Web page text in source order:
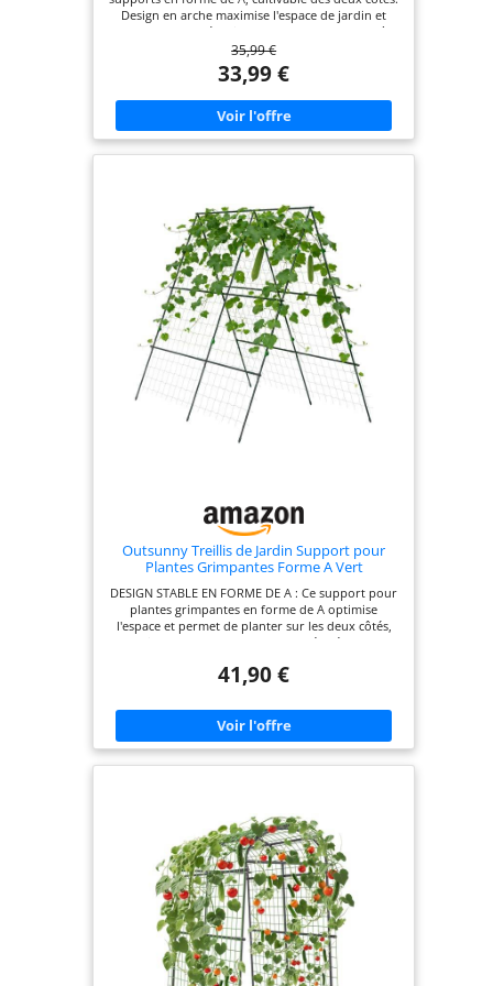
Plantes grimpantes
Design en arche maximise l'espace de jardin et
s'adapte aux scénarios de culture en planche à
hauteur. Matériaux durables et antirouille: Noyau
en acier inoxydable + revêtement externe en
plastique, isole l'air pour empêcher l'oxydation,
étanche et antirouille, évite que les plantes ne
soient brûlées par le métal, longue durée de vie.
Montage et réglage pratiques: Connecteur croisé
amélioré, montage et démontage faciles, hauteur
principal, 20 pinces de jardin, 100 sangles, 1
rouleau de fil torsadé, 1 filet de support et un
manuel d'utilisation, répond aux besoins de
fixation des plantes. Large éventail d'applications:
Offre un support à concombres, pois, tomates,
courges, raisins, fleurs et autres plantes
grimpantes, adapté aux jardins extérieurs et aux
potagers.
35,99 €
33,99 €
Outsunny Treillis de Jardin Support pour
Plantes Grimpantes Forme A Vert
DESIGN STABLE EN FORME DE A : Ce support pour
plantes grimpantes en forme de A optimise
l'espace et permet de planter sur les deux côtés,
parfait pour les plates-bandes surélevées ou les
inclinée garantit une exposition maximale au soleil
vigoureuse des plantes. SUPPORT
PERSONNALISABLE : Doté de 3 niveaux avec
hauteur de couche réglable (60 cm recommandés
FILET DE SUPPORT POUR PLANTES GRIMPANTES :
Fournit un filet de treillis fixé facilement grâce à 12
clips en plastique. Ce treillis de jardin pour
légumes assure un soutien solide et flexible pour
encourager la croissance verticale et augmenter la
récolte. ROBUSTE & RÉSISTANT AUX INTEMPÉRIES :
Fabriqué à partir de tubes en acier revêtus par
poudrage et enduit PE pour une protection
renforcée. Le treillis pour plantes grimpantes
inclut 12 clips métalliques pour un montage
41,90 €